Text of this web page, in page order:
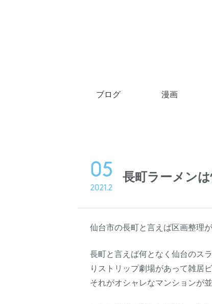
ブログ 漫画
05
2021.2
長町ラーメン
仙台市の長町と言えば区画整理
長町と言えば何となく仙台のス
りストリップ劇場があって雑居
それがオシャレなマンションが